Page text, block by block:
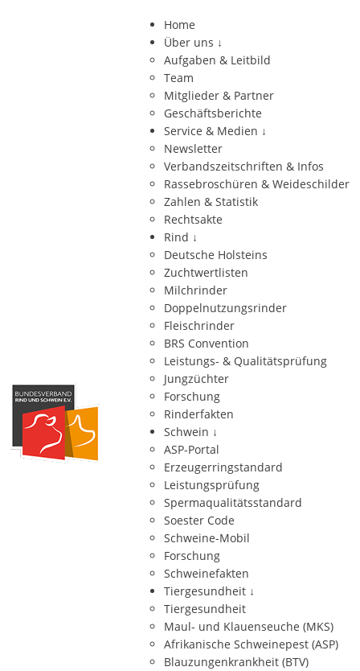
Home
Über uns ↓
Aufgaben & Leitbild
Team
Mitglieder & Partner
Geschäftsberichte
Service & Medien ↓
Newsletter
Verbandszeitschriften & Infos
Rassebroschüren & Weideschilder
Zahlen & Statistik
Rechtsakte
Rind ↓
Deutsche Holsteins
Zuchtwertlisten
Milchrinder
Doppelnutzungsrinder
Fleischrinder
BRS Convention
Leistungs- & Qualitätsprüfung
Jungzüchter
Forschung
Rinderfakten
Schwein ↓
ASP-Portal
Erzeugerringstandard
Leistungsprüfung
Spermaqualitätsstandard
Soester Code
Schweine-Mobil
Forschung
Schweinefakten
Tiergesundheit ↓
Tiergesundheit
Maul- und Klauenseuche (MKS)
Afrikanische Schweinepest (ASP)
Blauzungenkrankheit (BTV)